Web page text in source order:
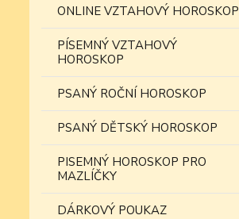
ONLINE VZTAHOVÝ HOROSKOP
PÍSEMNÝ VZTAHOVÝ
HOROSKOP
PSANÝ ROČNÍ HOROSKOP
PSANÝ DĚTSKÝ HOROSKOP
PISEMNÝ HOROSKOP PRO
MAZLÍČKY
DÁRKOVÝ POUKAZ